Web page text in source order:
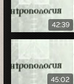
42:39
45:02